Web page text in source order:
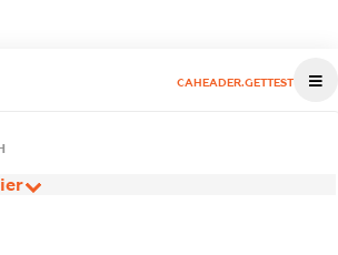
CAHEADER.GETTEST